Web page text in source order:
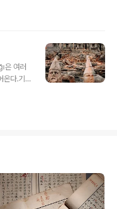
.두 뿔
은 여러
다.기
풍광